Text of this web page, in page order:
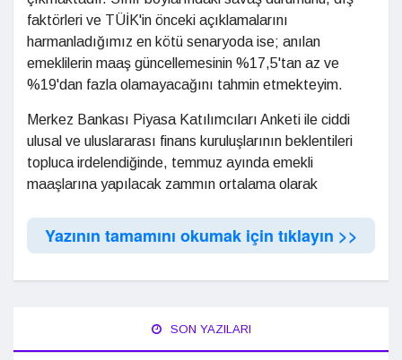
faktörleri ve TÜİK'in önceki açıklamalarını
harmanladığımız en kötü senaryoda ise; anılan
emeklilerin maaş güncellemesinin %17,5'tan az ve
%19'dan fazla olamayacağını tahmin etmekteyim.
Merkez Bankası Piyasa Katılımcıları Anketi ile ciddi
ulusal ve uluslararası finans kuruluşlarının beklentileri
topluca irdelendiğinde, temmuz ayında emekli
maaşlarına yapılacak zammın ortalama olarak
Yazının tamamını okumak için tıklayın >>
SON YAZILARI